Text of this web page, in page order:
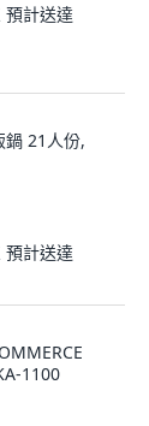
預計送達
鍋 21人份,
預計送達
1100